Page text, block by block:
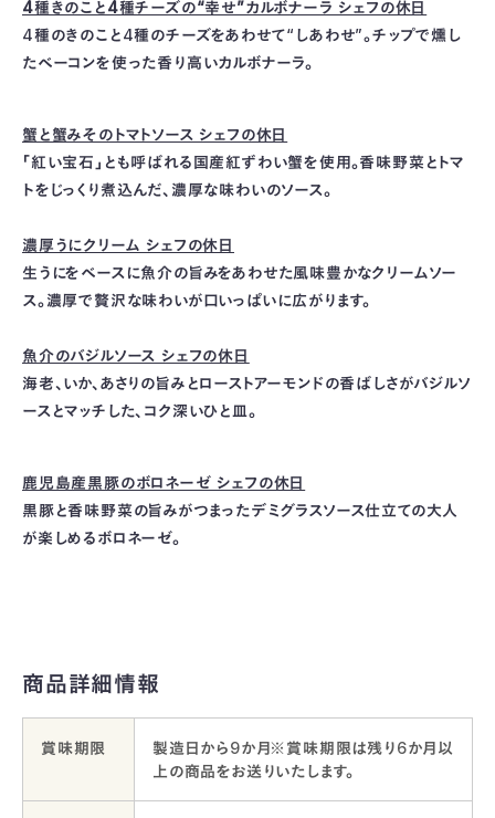
4種きのこと4種チーズの“幸せ”カルボナーラ シェフの休日
4種のきのこと4種のチーズをあわせて“しあわせ”。チップで燻し
たベーコンを使った香り高いカルボナーラ。
蟹と蟹みそのトマトソース シェフの休日
「紅い宝石」とも呼ばれる国産紅ずわい蟹を使用。香味野菜とトマ
トをじっくり煮込んだ、濃厚な味わいのソース。
濃厚うにクリーム シェフの休日
生うにをベースに魚介の旨みをあわせた風味豊かなクリームソー
ス。濃厚で贅沢な味わいが口いっぱいに広がります。
魚介のバジルソース シェフの休日
海老、いか、あさりの旨みとローストアーモンドの香ばしさがバジルソ
ースとマッチした、コク深いひと皿。
鹿児島産黒豚のボロネーゼ シェフの休日
黒豚と香味野菜の旨みがつまったデミグラスソース仕立ての大人
が楽しめるボロネーゼ。
商品詳細情報
賞味期限
製造日から9か月※賞味期限は残り6か月以
上の商品をお送りいたします。